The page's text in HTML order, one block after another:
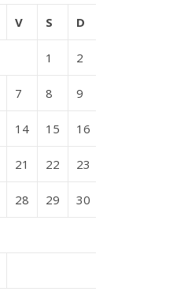
V S D
1 2
7 8 9
14 15 16
21 22 23
28 29 30